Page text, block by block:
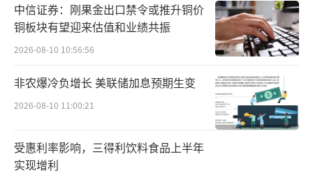
根据灼识咨询的资料，鲟龙科技自2015年
以来连续11年实现鱼子酱销量全球第一。
2021年至2025年，鲟龙科技的鱼子酱销量
持续占据全球市场的30%以上，2025年达到36.
1%。当年，全球第二大企业市占率为8%，鲟
龙科技的鱼子酱全球市占率是第二名的4.5倍。
中信证券：刚果金出口禁令或推升铜价
铜板块有望迎来估值和业绩共振
2026-08-10 10:56:56
非农爆冷负增长 美联储加息预期生变
2026-08-10 11:00:21
受惠利率影响，三得利饮料食品上半年
实现增利